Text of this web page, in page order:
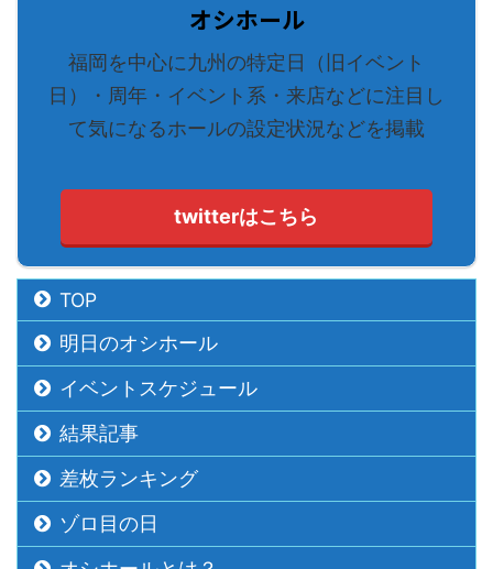
オシホール
福岡を中心に九州の特定日（旧イベント
日）・周年・イベント系・来店などに注目し
て気になるホールの設定状況などを掲載
twitterはこちら
TOP
明日のオシホール
イベントスケジュール
結果記事
差枚ランキング
ゾロ目の日